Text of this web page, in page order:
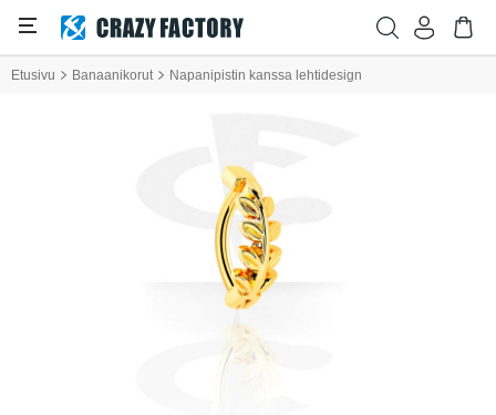
Etusivu Banaanikorut Napanipistin kanssa lehtidesign